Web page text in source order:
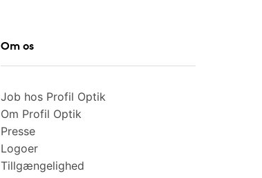
Om os
Job hos Profil Optik
Om Profil Optik
Presse
Logoer
Tillgængelighed